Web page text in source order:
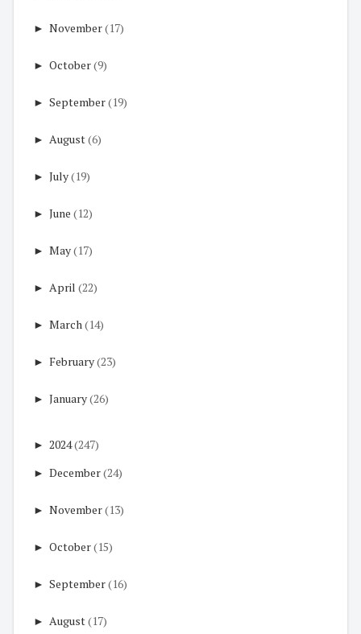
► November(17)
► October(9)
► September(19)
► August(6)
► July(19)
► June (12)
► May(17)
► April (22)
► March(14)
► February(23)
► January(26)
► 2024(247)
► December(24)
► November(13)
► October(15)
► September(16)
► August(17)